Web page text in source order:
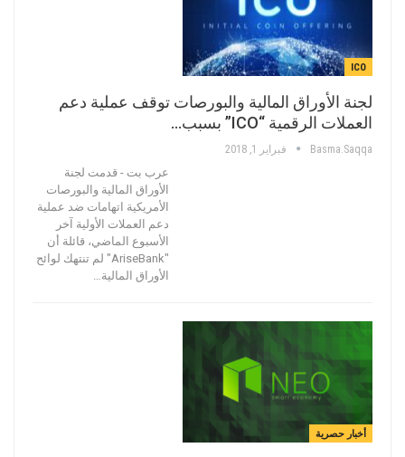
ICO
لجنة الأوراق المالية والبورصات توقف عملية دعم
العملات الرقمية “ICO” بسبب…
Basma.saqqa فبراير 1, 2018
عرب بت - قدمت لجنة
الأوراق المالية والبورصات
الأمريكية اتهامات ضد عملية
دعم العملات الأولية آخر
الأسبوع الماضي، قائلة أن
"AriseBank" لم تنتهك لوائح
الأوراق المالية…
أخبار حصرية